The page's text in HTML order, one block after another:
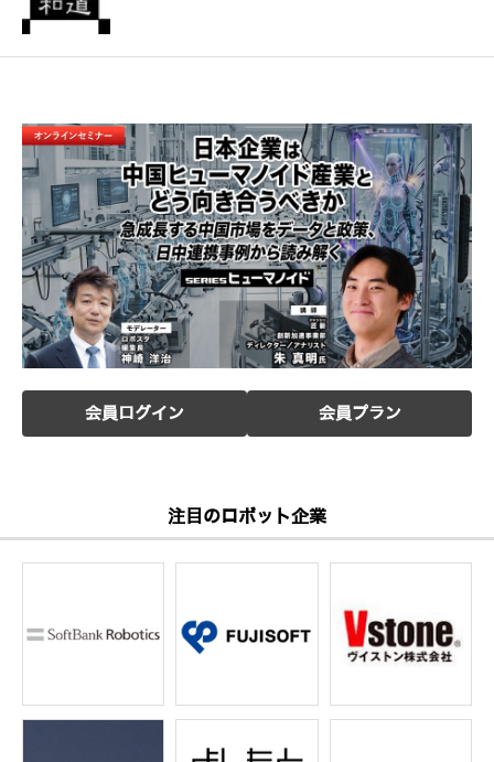
会員ログイン 会員プラン
注目のロボット企業